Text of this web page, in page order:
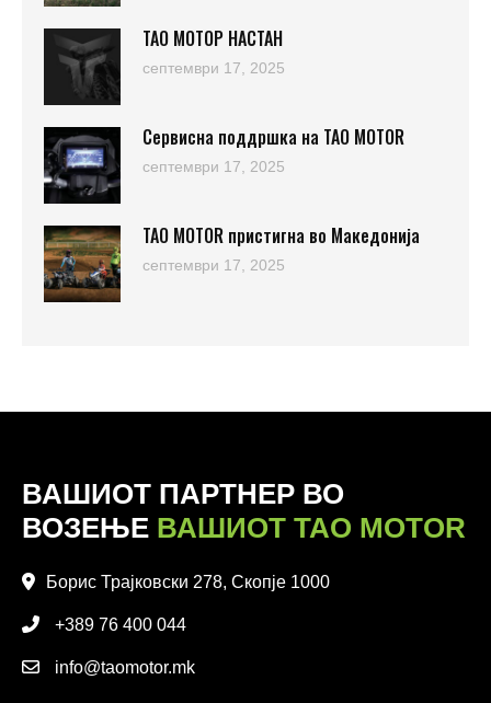
ТАО МОТОР НАСТАН
септември 17, 2025
Сервисна поддршка на TAO MOTOR
септември 17, 2025
TAO MOTOR пристигна во Македонија
септември 17, 2025
ВАШИОТ ПАРТНЕР ВО
ВОЗЕЊЕ ВАШИОТ TAO MOTOR
Борис Трајковски 278, Скопје 1000
+389 76 400 044
info@taomotor.mk